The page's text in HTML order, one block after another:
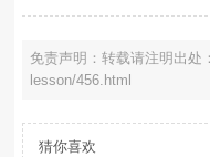
免责声明：转载请注明出处
lesson/456.html
猜你喜欢